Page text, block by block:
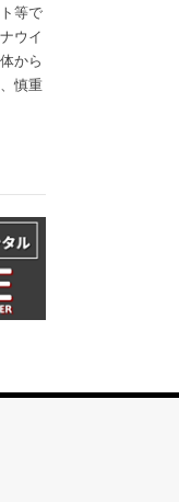
等で
ウイ
から
慎重